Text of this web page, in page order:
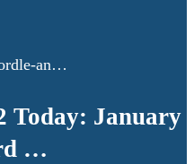
an…
Today: January
…